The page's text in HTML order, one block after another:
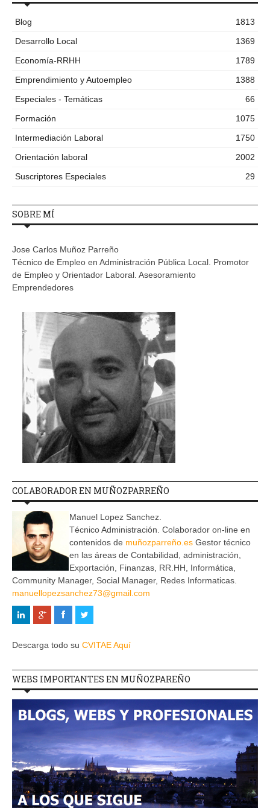
Blog
1813
Desarrollo Local
1369
Economía-RRHH
1789
Emprendimiento y Autoempleo
1388
Especiales - Temáticas
66
Formación
1075
Intermediación Laboral
1750
Orientación laboral
2002
Suscriptores Especiales
29
SOBRE MÍ
Jose Carlos Muñoz Parreño
Técnico de Empleo en Administración Pública Local. Promotor
de Empleo y Orientador Laboral. Asesoramiento
Emprendedores
COLABORADOR EN MUÑOZPARREÑO
Manuel Lopez Sanchez.
Técnico Administración. Colaborador on-line en
contenidos de muñozparreño.es Gestor técnico
en las áreas de Contabilidad, administración,
Exportación, Finanzas, RR.HH, Informática,
Community Manager, Social Manager, Redes Informaticas.
manuellopezsanchez73@gmail.com
Descarga todo su CVITAE Aquí
WEBS IMPORTANTES EN MUÑOZPAREÑO